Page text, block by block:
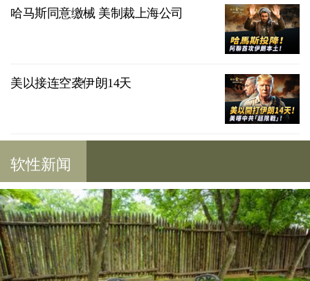
哈马斯同意缴械 美制裁上海公司
美以接连空袭伊朗14天
软性新闻